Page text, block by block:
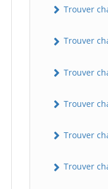
Trouver
Trouver
Trouver
Trouver
Trouver
Trouver